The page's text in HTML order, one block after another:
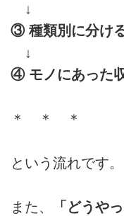
↓
③ 種類別に分け
↓
④ モノにあった
＊ ＊ ＊
という流れです。
また、
「どうや